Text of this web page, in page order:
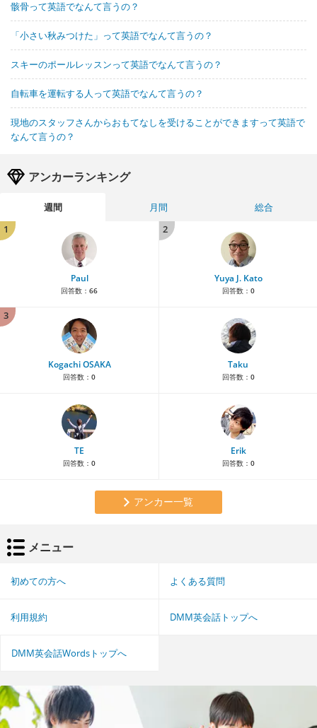
骸骨って英語でなんて言うの？
「小さい秋みつけた」って英語でなんて言うの？
スキーのポールレッスンって英語でなんて言うの？
自転車を運転する人って英語でなんて言うの？
現地のスタッフさんからおもてなしを受けることができますって英語で
なんて言うの？
アンカーランキング
週間 月間
総合
1
Paul
回答数： 66
2
Yuya J. Kato
回答数： 0
3
Kogachi OSAKA
回答数： 0
Taku
回答数： 0
TE
回答数： 0
Erik
回答数： 0
アンカー一覧
メニュー
初めての方へ よくある質問
利用規約 DMM英会話トップへ
DMM英会話Wordsトップへ